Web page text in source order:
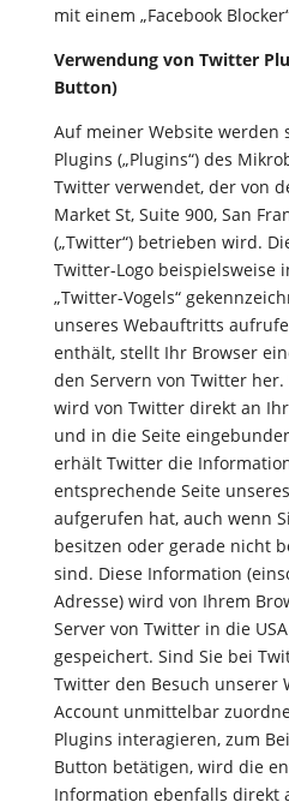
mit einem „Facebook
Verwendung von Twitter
Button)
Auf meiner Website werden
Plugins („Plugins“) des
Twitter verwendet, der von
Market St, Suite 900, San
(„Twitter“) betrieben wird.
Twitter-Logo beispielsweise
„Twitter-Vogels“
unseres Webauftritts
enthält, stellt Ihr Browser
den Servern von Twitter
wird von Twitter direkt an
und in die Seite
erhält Twitter die
entsprechende Seite
aufgerufen hat, auch wenn
besitzen oder gerade nicht
sind. Diese Information
Adresse) wird von Ihrem
Server von Twitter in die
gespeichert. Sind Sie bei
Twitter den Besuch unserer
Account unmittelbar
Plugins interagieren, zum
Button betätigen, wird die
Information ebenfalls direkt